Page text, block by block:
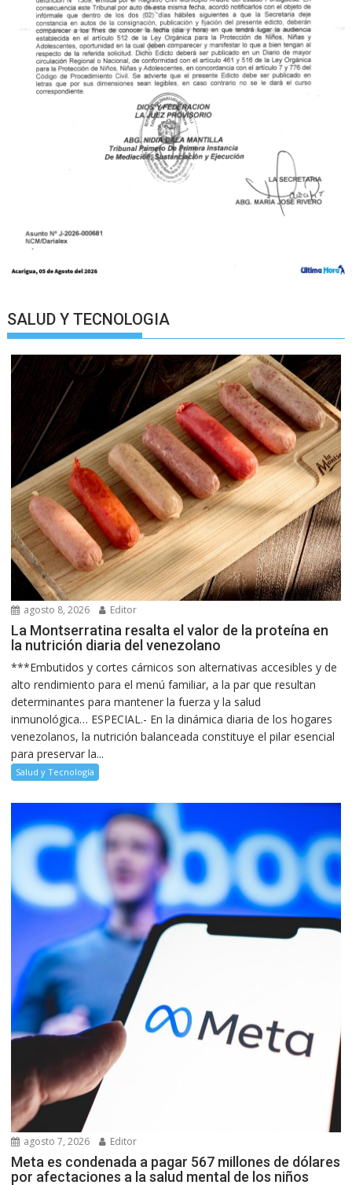
SALUD Y TECNOLOGIA
agosto 8, 2026 Editor
La Montserratina resalta el valor de la proteína en
la nutrición diaria del venezolano
***Embutidos y cortes cárnicos son alternativas accesibles y de
alto rendimiento para el menú familiar, a la par que resultan
determinantes para mantener la fuerza y la salud
inmunológica… ESPECIAL.- En la dinámica diaria de los hogares
venezolanos, la nutrición balanceada constituye el pilar esencial
para preservar la...
Salud y Tecnología
agosto 7, 2026 Editor
Meta es condenada a pagar 567 millones de dólares
por afectaciones a la salud mental de los niños